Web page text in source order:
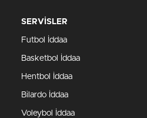
SERVİSLER
Futbol İddaa
Basketbol İddaa
Hentbol İddaa
Bilardo İddaa
Voleybol İddaa